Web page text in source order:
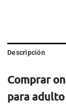
Descripción
Comprar
para